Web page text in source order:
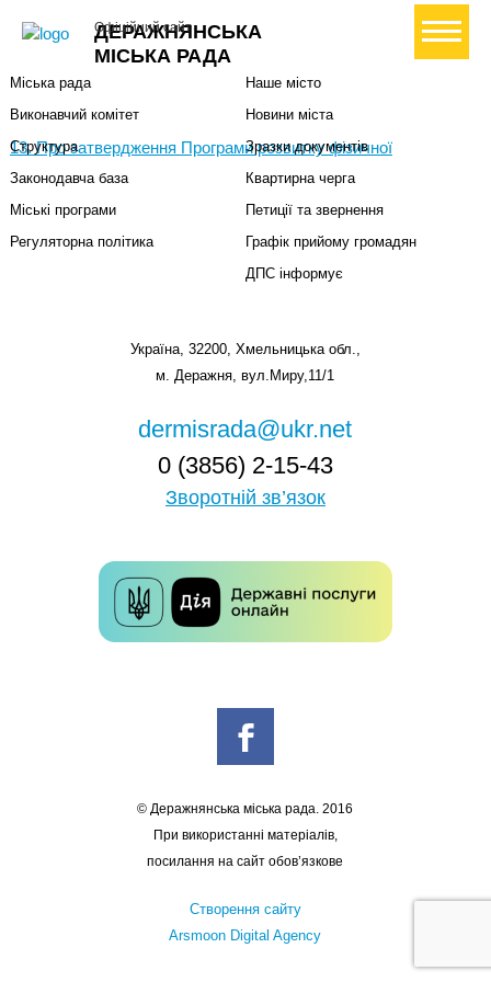
ДЕРАЖНЯНСЬКА
МІСЬКА РАДА
Офіційний сайт+ Створити петицію
13. Про затвердження Програми розвитку фізичної
Міський голова
Міська рада
Виконавчий комітет
Структура
Законодавча база
Міські програми
Регуляторна політика
Наше місто
Новини міста
Зразки документів
Квартирна черга
Петиції та звернення
Графік прийому громадян
ДПС інформує
Україна, 32200, Хмельницька обл.,
м. Деражня, вул.Миру,11/1
dermisrada@ukr.net
0 (3856) 2-15-43
Зворотній зв’язок
© Деражнянська міська рада. 2016
При використанні матеріалів,
посилання на сайт обов’язкове
Створення сайту
Arsmoon Digital Agency